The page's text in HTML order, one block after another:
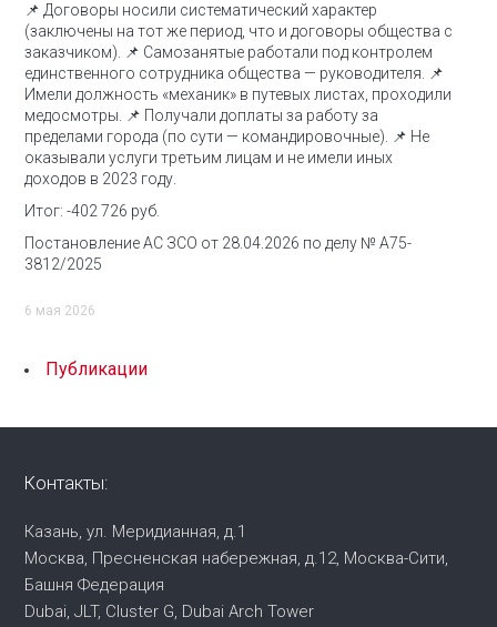
📌 Договоры носили систематический характер
(заключены на тот же период, что и договоры общества с
заказчиком).
📌 Самозанятые работали под контролем
единственного сотрудника общества — руководителя.
📌
Имели должность «механик» в путевых листах, проходили
медосмотры.
📌 Получали доплаты за работу за
пределами города (по сути — командировочные).
📌 Не
оказывали услуги третьим лицам и не имели иных
доходов в 2023 году.
Итог: -402 726 руб.
Постановление АС ЗСО от 28.04.2026 по делу № А75-
3812/2025
6 мая 2026
Публикации
Контакты:
Казань, ул. Меридианная, д.1
Москва, Пресненская набережная, д.12, Москва-Сити,
Башня Федерация
Dubai, JLT, Cluster G, Dubai Arch Tower